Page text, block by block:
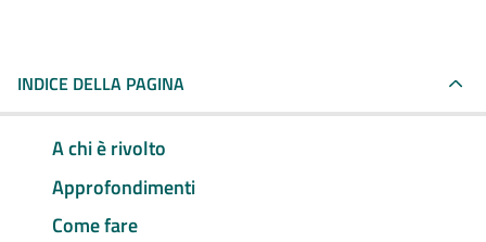
INDICE DELLA PAGINA
A chi è rivolto
Approfondimenti
Come fare